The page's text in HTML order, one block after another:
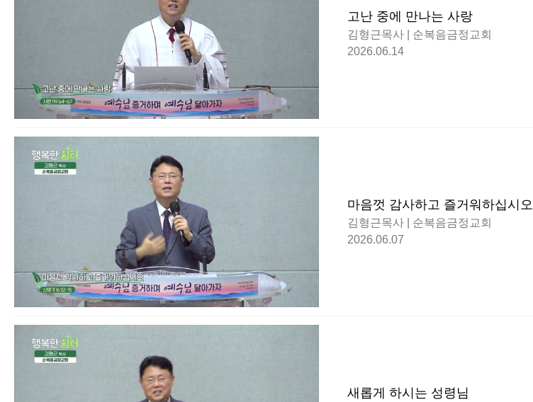
고난 중에 만나는 사랑
김형근목사 | 순복음금정교회
2026.06.14
마음껏 감사하고 즐거워하십시오
김형근목사 | 순복음금정교회
2026.06.07
새롭게 하시는 성령님